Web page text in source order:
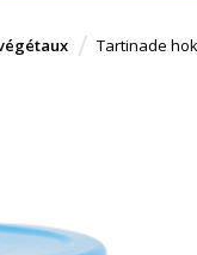
Tartinade